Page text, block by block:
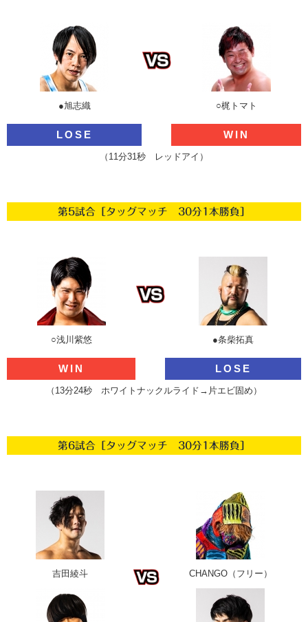
●旭志織 ○梶トマト
LOSE WIN
（11分31秒 レッドアイ）
第5試合［タッグマッチ 30分1本勝負］
○浅川紫悠 ●条柴拓真
WIN LOSE
（13分24秒 ホワイトナックルライド→片エビ固め）
第6試合［タッグマッチ 30分1本勝負］
吉田綾斗 CHANGO（フリー）